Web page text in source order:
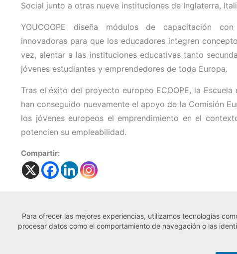
Social junto a otras nueve instituciones de Inglaterra,
YOUCOOPE diseña módulos de capacitación
innovadoras para que los educadores integren
vez, alentar a las instituciones educativas tanto
jóvenes estudiantes y emprendedores de toda Europa.
Tras el éxito del proyecto europeo ECOOPE, la
han conseguido nuevamente el apoyo de la Comisión
los jóvenes europeos el emprendimiento en el
potencien su empleabilidad.
Compartir:
← Noticia anterior
Para ofrecer las mejores experiencias, utilizamos tecnologías
procesar datos como el comportamiento de navegación o las